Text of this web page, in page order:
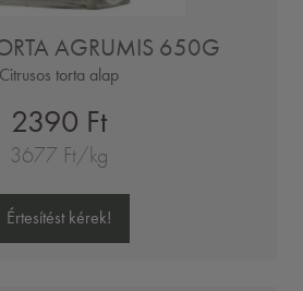
AGRUMIS 650G
Citrusos torta alap
2390 Ft
3677 Ft/kg
Értesítést kérek!